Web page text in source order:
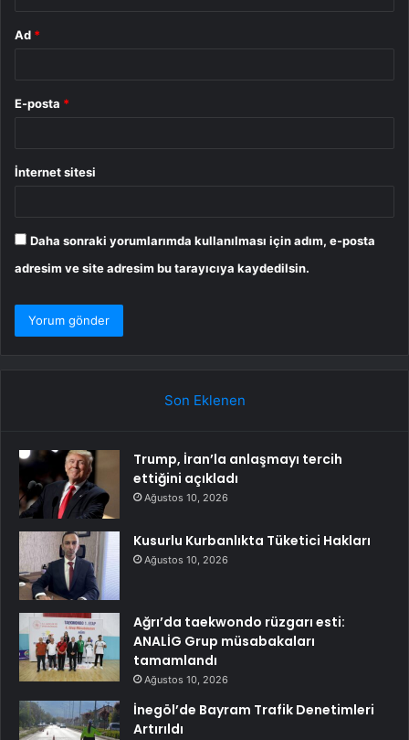
Ad *
E-posta *
İnternet sitesi
Daha sonraki yorumlarımda kullanılması için adım, e-posta
adresim ve site adresim bu tarayıcıya kaydedilsin.
Son Eklenen
Trump, İran’la anlaşmayı tercih
ettiğini açıkladı
Ağustos 10, 2026
Kusurlu Kurbanlıkta Tüketici Hakları
Ağustos 10, 2026
Ağrı’da taekwondo rüzgarı esti:
ANALİG Grup müsabakaları
tamamlandı
Ağustos 10, 2026
İnegöl’de Bayram Trafik Denetimleri
Artırıldı